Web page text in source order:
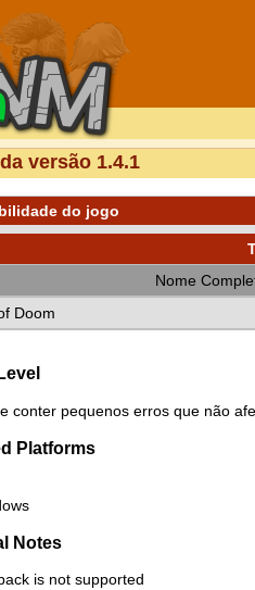
versão 1.4.1
do jogo
Nome
Doom
conter pequenos erros que não
Platforms
Notes
is not supported